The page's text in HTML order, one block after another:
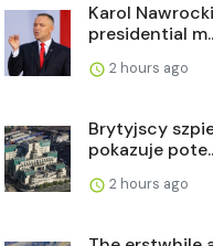
Karol
presidential
2 hours ago
Brytyjscy
pokazuje
2 hours ago